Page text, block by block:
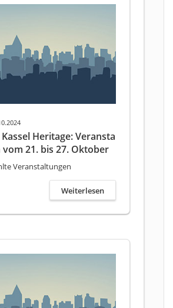
Heritage: Veransta
21. bis 27. Oktober
Veranstaltungen
Weiterlesen